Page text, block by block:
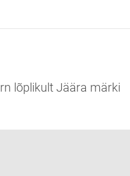
lõplikult Jäära märki